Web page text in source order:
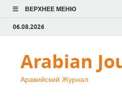
ВЕРХНЕЕ МЕНЮ
06.08.2026
Arabian
Аравийский Журнал